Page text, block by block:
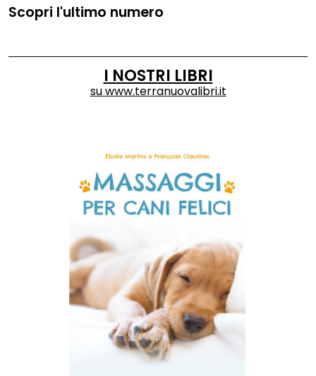
Scopri l'ultimo numero
I NOSTRI LIBRI
suwww.terranuovalibri.it